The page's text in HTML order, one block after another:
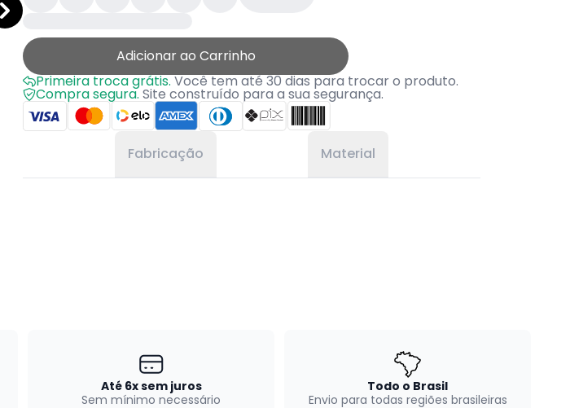
Adicionar ao Carrinho
Primeira troca grátis.Você tem até 30 dias para trocar o produto.
Compra segura.Site construído para a sua segurança.
Fabricação Material
Até 6x sem juros
Sem mínimo necessário
Todo o Brasil
Envio para todas regiões brasileiras